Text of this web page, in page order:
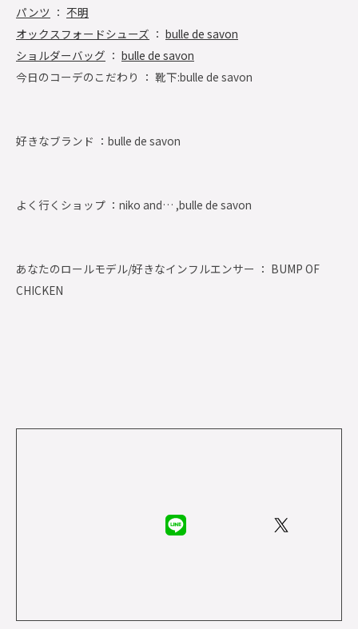
パンツ ： 不明
オックスフォードシューズ ： bulle de savon
ショルダーバッグ ： bulle de savon
今日のコーデのこだわり ： 靴下:bulle de savon
好きなブランド ： bulle de savon
よく行くショップ ： niko and… ,bulle de savon
あなたのロールモデル/好きなインフルエンサー ： BUMP OF
CHICKEN